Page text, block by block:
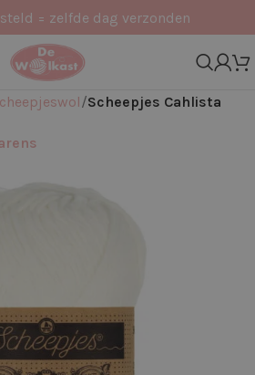
= zelfde dag verzonden
Scheepjes Cahlista